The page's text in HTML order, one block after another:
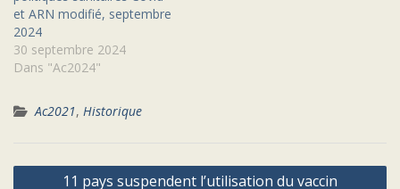
et ARN modifié, septembre
2024
30 septembre 2024
Dans "Ac2024"
Ac2021, Historique
Navigation
11 pays suspendent l’utilisation du vaccin